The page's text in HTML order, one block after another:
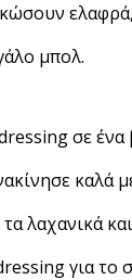
μπολ.
σε ένα
καλά
λαχανικά
για το